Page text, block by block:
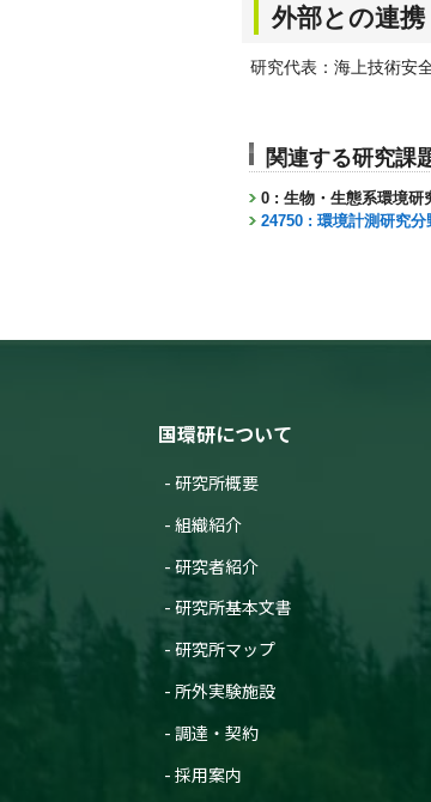
外部との連携
研究代表：海上技術安
関連する研究課
0 : 生物・生態系環境研
24750 : 環境計測研究
国環研について
研究所概要
組織紹介
研究者紹介
研究所基本文書
研究所マップ
所外実験施設
調達・契約
採用案内